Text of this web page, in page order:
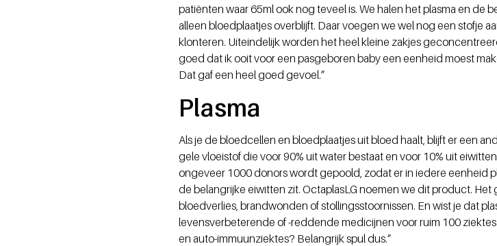
patiënten waar 65ml ook nog teveel is. We halen het plasma en de
alleen bloedplaatjes overblijft. Daar voegen we wel nog een stofje
klonteren. Uiteindelijk worden het heel kleine zakjes
goed dat ik ooit voor een pasgeboren baby een eenheid moest
Dat gaf een heel goed gevoel.”
Plasma
Als je de bloedcellen en bloedplaatjes uit bloed haalt, blijft er een
gele vloeistof die voor 90% uit water bestaat en voor 10% uit
ongeveer 1000 donors wordt gepoold, zodat er in iedere eenheid
de belangrijke eiwitten zit. OctaplasLG noemen we dit product. Het
bloedverlies, brandwonden of stollingsstoornissen. En wist je dat
levensverbeterende of -reddende medicijnen voor ruim 100
en auto-immuunziektes? Belangrijk spul dus.”